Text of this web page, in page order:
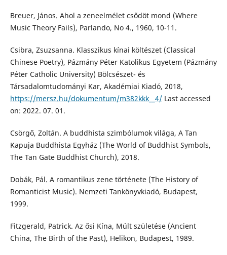
Breuer, János. Ahol a zeneelmélet csődöt mond (Where
Music Theory Fails), Parlando, No 4., 1960, 10-11.
Csibra, Zsuzsanna. Klasszikus kínai költészet (Classical
Chinese Poetry), Pázmány Péter Katolikus Egyetem (Pázmány
Péter Catholic University) Bölcsészet- és
Társadalomtudományi Kar, Akadémiai Kiadó, 2018,
https://mersz.hu/dokumentum/m382kkk__4/Last accessed
on: 2022. 07. 01.
Csörgő, Zoltán. A buddhista szimbólumok világa, A Tan
Kapuja Buddhista Egyház (The World of Buddhist Symbols,
The Tan Gate Buddhist Church), 2018.
Dobák, Pál. A romantikus zene története (The History of
Romanticist Music). Nemzeti Tankönyvkiadó, Budapest,
1999.
Fitzgerald, Patrick. Az ősi Kína, Múlt születése (Ancient
China, The Birth of the Past), Helikon, Budapest, 1989.